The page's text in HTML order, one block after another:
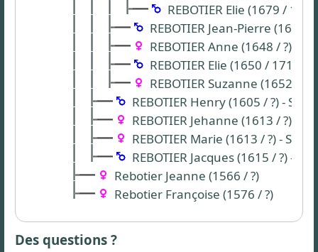
REBOTIER Elie (1679 /
REBOTIER Jean-Pierre (1646
REBOTIER Anne (1648 / ?) -
REBOTIER Elie (1650 / 1711)
REBOTIER Suzanne (1652 /
REBOTIER Henry (1605 / ?) - St
REBOTIER Jehanne (1613 / ?) -
REBOTIER Marie (1613 / ?) - St
REBOTIER Jacques (1615 / ?) -
Rebotier Jeanne (1566 / ?)
Rebotier Françoise (1576 / ?)
Des questions ?